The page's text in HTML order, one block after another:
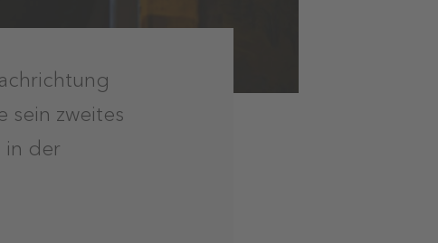
sein zweites
in der